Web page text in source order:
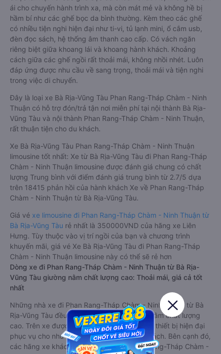
ái cho chuyến hành trình xa, mà còn mát mẻ và không hề bị
hầm bí như các ghế bọc da bình thường. Kèm theo các ghế
có nhiều tiện nghi hiện đại như ti-vi, tủ lạnh mini, ổ cắm usb,
đèn đọc sách, hệ thống âm thanh cao cấp. Có vách ngăn
riêng biệt giữa khoang lái và khoang hành khách. Khoảng
cách giữa các ghế ngồi rất thoải mái, không nhồi nhét. Luôn
đáp ứng được nhu cầu về sang trọng, thoải mái và tiện nghi
trong việc di chuyển.
Đây là loại xe Bà Rịa-Vũng Tàu Phan Rang-Tháp Chàm - Ninh
Thuận có hỗ trợ đón/trả tận nơi miễn phí tại nội thành Bà Rịa-
Vũng Tàu và nội thành Phan Rang-Tháp Chàm - Ninh Thuận,
rất thuận tiện cho du khách.
Xe Bà Rịa-Vũng Tàu Phan Rang-Tháp Chàm - Ninh Thuận
limousine tốt nhất: Xe từ Bà Rịa-Vũng Tàu đi Phan Rang-Tháp
Chàm - Ninh Thuận limousine được đánh giá chung có chất
lượng Trung bình với điểm đánh giá trung bình từ 2.7/5 dựa
trên 18415 phản hồi của hành khách Xe về Phan Rang-Tháp
Chàm - Ninh Thuận từ Bà Rịa-Vũng Tàu.
Giá vé xe limousine đi Phan Rang-Tháp Chàm - Ninh Thuận từ
Bà Rịa-Vũng Tàu rẻ nhất là 350000VND của hãng xe Liên
Hưng. Tùy thuộc vào vị trí ngồi của bạn và chương trình
khuyến mãi, giá vé Xe Bà Rịa-Vũng Tàu đi Phan Rang-Tháp
Chàm - Ninh Thuận limousine này có thể sẽ rẻ hơn
Dòng xe đi Phan Rang-Tháp Chàm - Ninh Thuận từ Bà Rịa-
Vũng Tàu giường nằm chất lượng cao: Thoải mái, giá cả tốt
nhất
Những nhà xe đi Phan Rang-Tháp Chàm - Ninh Thuận từ Bà
Rịa-Vũng Tàu đều sở hữu những xe giường nằm chất lượng
cao. Trên xe được trang bị đầy đủ các trang thiết bị hiện đại
phục vụ cho nhu cầu di chuyển của hành khách. Bên cạnh đó,
các hãng xe khách Bà Rịa-Vũng Tàu Phan Rang-Tháp Chàm -